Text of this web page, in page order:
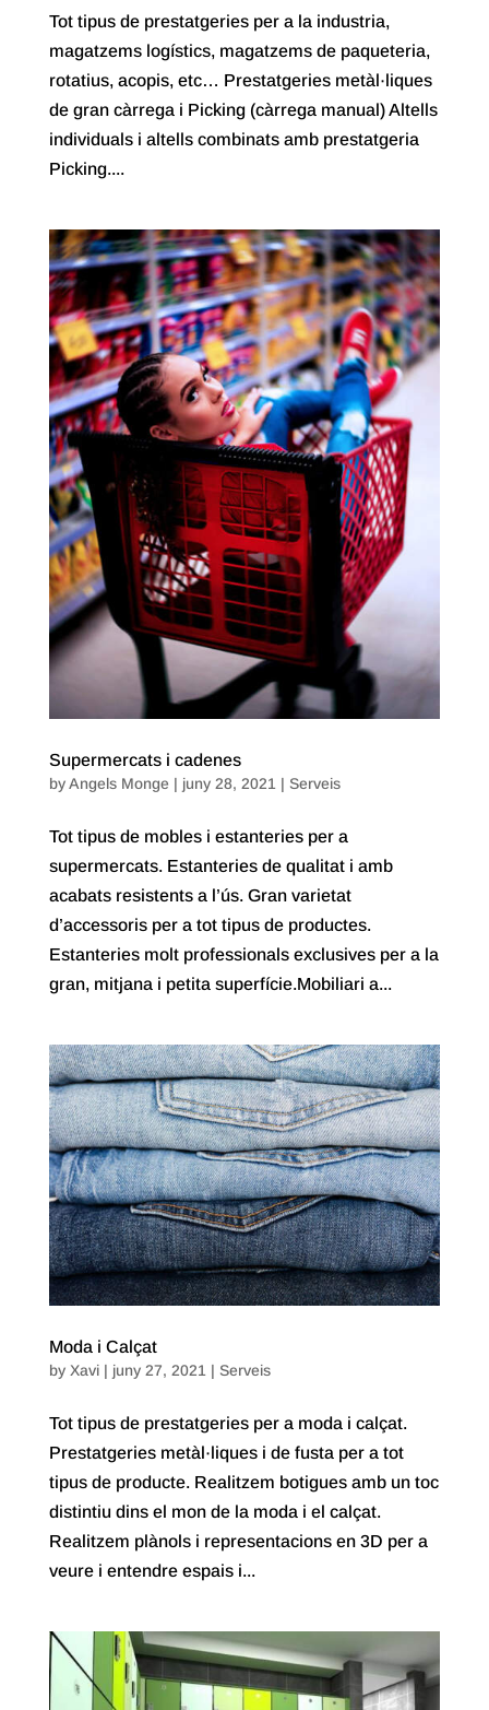
Tot tipus de prestatgeries per a la industria,
magatzems logístics, magatzems de paqueteria,
rotatius, acopis, etc… Prestatgeries metàl·liques
de gran càrrega i Picking (càrrega manual) Altells
individuals i altells combinats amb prestatgeria
Picking....
Supermercats i cadenes
byAngels Monge | juny 28, 2021 | Serveis
Tot tipus de mobles i estanteries per a
supermercats. Estanteries de qualitat i amb
acabats resistents a l’ús. Gran varietat
d’accessoris per a tot tipus de productes.
Estanteries molt professionals exclusives per a la
gran, mitjana i petita superfície.Mobiliari a...
Moda i Calçat
by Xavi| juny 27, 2021 | Serveis
Tot tipus de prestatgeries per a moda i calçat.
Prestatgeries metàl·liques i de fusta per a tot
tipus de producte. Realitzem botigues amb un toc
distintiu dins el mon de la moda i el calçat.
Realitzem plànols i representacions en 3D per a
veure i entendre espais i...